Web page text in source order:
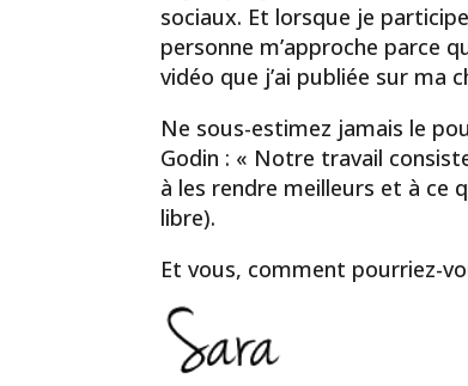
sociaux. Et lorsque je
personne m’approche parce
vidéo que j’ai publiée sur ma
Ne sous-estimez jamais le
Godin : « Notre travail
à les rendre meilleurs et à ce
libre).
Et vous, comment pourriez-